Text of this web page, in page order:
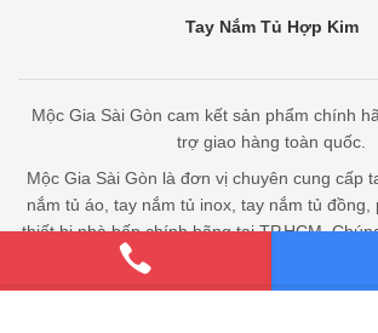
Tay Nắm Tủ Hợp Kim
Mộc Gia Sài Gòn cam kết sản phẩm chính
trợ giao hàng toàn quốc.
Mộc Gia Sài Gòn là đơn vị chuyên cung cấp
nắm tủ áo, tay nắm tủ inox, tay nắm tủ đồng,
thiết bị nhà bếp chính hãng tại TP.HCM.
hàng trên toàn quốc với nhiều mẫu mã hiện